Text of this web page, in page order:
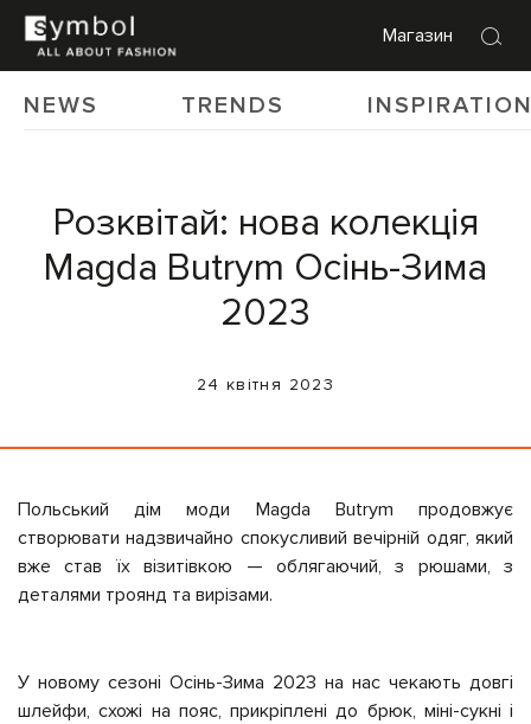
Магазин
NEWS TRENDS
Розквітай: нова колекція
Magda Butrym Осінь-Зима
2023
24 квітня 2023
Польський дім моди Magda Butrym продовжує
створювати надзвичайно спокусливий вечірній одяг, який
вже став їх візитівкою — облягаючий, з рюшами, з
деталями троянд та вирізами.
У новому сезоні Осінь-Зима 2023 на нас чекають довгі
шлейфи, схожі на пояс, прикріплені до брюк, міні-сукні і